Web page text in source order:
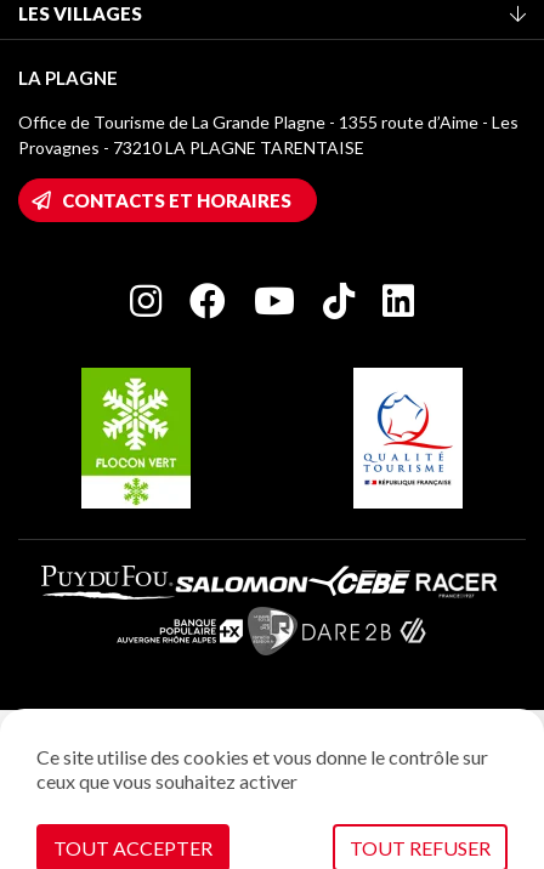
Classement des meublés
Taxe de séjour
Médiathèque
Logos La Plagne
Accès Wifi
Maison des Propriétaires
Charte des Acteurs Engagés
LES VILLAGES
Montchavin - Les Coches
Champagny-en-Vanoise
Plagne 1800
Plagne Villages
Plagne Aime 2000
LA PLAGNE
Office de Tourisme de La Grande Plagne - 1355 route d’Aime - Les
Provagnes - 73210 LA PLAGNE TARENTAISE
CONTACTS ET HORAIRES
Gestion des cookies
Ce site utilise des cookies et vous donne le contrôle sur
ceux que vous souhaitez activer
TOUT ACCEPTER TOUT REFUSER